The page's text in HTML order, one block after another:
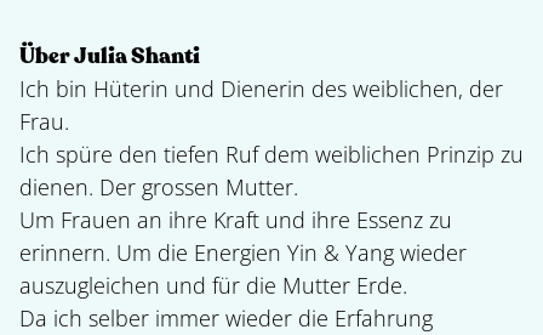
Über Julia Shanti
Ich bin Hüterin und Dienerin des weiblichen, der
Frau.
Ich spüre den tiefen Ruf dem weiblichen Prinzip zu
dienen. Der grossen Mutter.
Um Frauen an ihre Kraft und ihre Essenz zu
erinnern. Um die Energien Yin & Yang wieder
auszugleichen und für die Mutter Erde.
Da ich selber immer wieder die Erfahrung